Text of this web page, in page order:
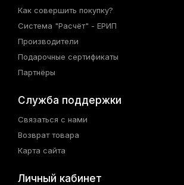
Как совершить покупку?
Система "Расчёт" - ЕРИП
Производители
Подарочные сертификаты
Партнёры
Служба поддержки
Связаться с нами
Возврат товара
Карта сайта
Личный кабинет